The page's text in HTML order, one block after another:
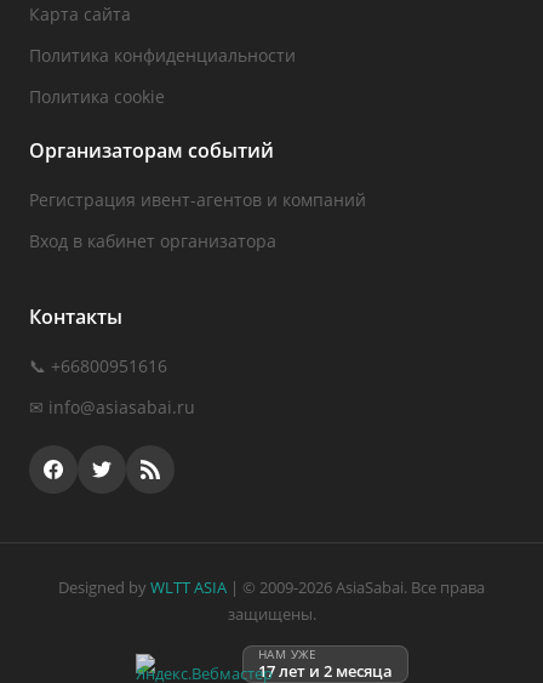
Карта сайта
Политика конфиденциальности
Политика cookie
Организаторам событий
Регистрация ивент-агентов и компаний
Вход в кабинет организатора
Контакты
📞 +66800951616
✉ info@asiasabai.ru
Designed by WLTT ASIA | © 2009-2026 AsiaSabai. Все права
защищены.
НАМ УЖЕ
17 лет и 2 месяца